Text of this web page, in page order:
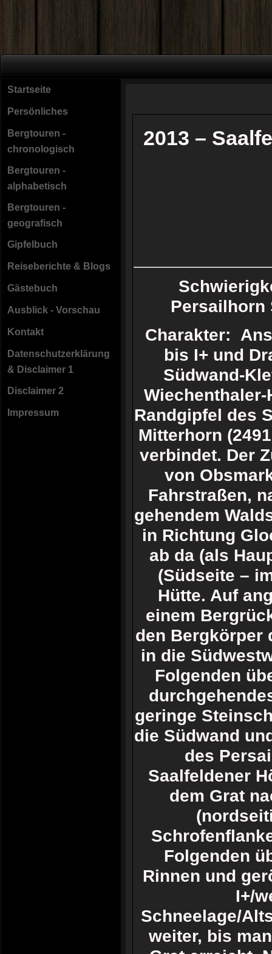
Startseite
Persönliches
Bergtouren -
chronologisch
Bergtouren -
alphabetisch
Bergtouren -
geografisch
Gipfelbuch
Reiseberichte & Blogs
Gästebuch
Ausblick - Vorschau
Kontakt
Datenschutzerklärung
& Disclaimer 1
Disclaimer 2
Impressum
2013 –
Charakter:
bis I+ und
Südwand-
Randgipfel des
Mitterhorn
verbindet. Der
von
Fahrstraßen,
gehendem
in Richtung
ab da (als
(Südseite –
Hütte. Auf
einem
den Bergkörper
in die
Folgenden
geringe
die Südwand
des
Saalfeldener
dem Grat
Folgenden
Rinnen und
I+/
Schneelage/
weiter, bis